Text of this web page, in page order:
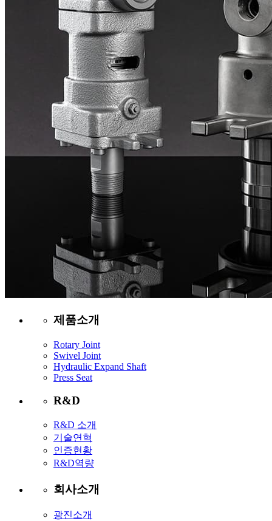
제품소개
Rotary Joint
Swivel Joint
Hydraulic Expand Shaft
Press Seat
R&D
R&D 소개
기술연혁
인증현황
R&D역량
회사소개
광진소개